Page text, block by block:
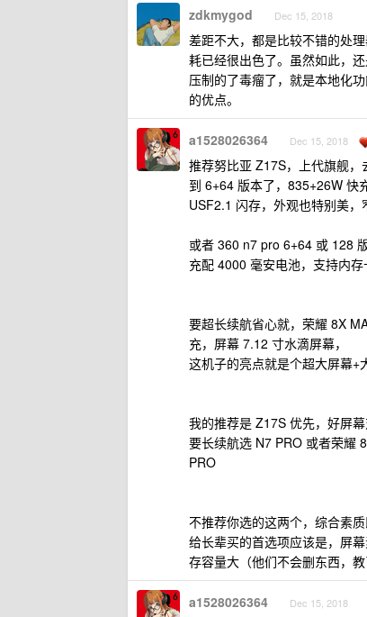
zdkmygod Dec 15, 2018
差距不大，都是比较不错的处
耗已经很出色了。虽然如此，
压制的了毒瘤了，就是本地化
的优点。
a1528026364 Dec 15, 2018
推荐努比亚 Z17S，上代旗舰
到 6+64 版本了，835+26W 快
USF2.1 闪存，外观也特别美，
或者 360 n7 pro 6+64 或 128
充配 4000 毫安电池，支持内存
要超长续航省心就，荣耀 8X
充，屏幕 7.12 寸水滴屏幕，
这机子的亮点就是个超大屏幕+
我的推荐是 Z17S 优先，好屏
要长续航选 N7 PRO 或者荣耀
PRO
不推荐你选的这两个，综合素质
给长辈买的首选项应该是，屏
存容量大（他们不会删东西，教
a1528026364 Dec 15, 2018